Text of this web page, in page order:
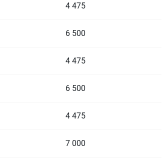
4 475
6 500
4 475
6 500
4 475
7 000